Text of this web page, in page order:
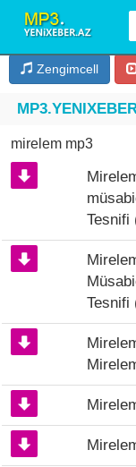
Zengimcell
mirelem mp3
Tesnifi
Tesnifi